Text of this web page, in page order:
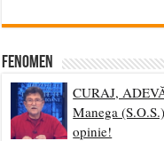
Fenomen
CURAJ,
Manega
opinie!